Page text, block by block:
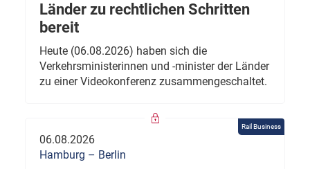
Länder zu rechtlichen Schritten
bereit
Heute (06.08.2026) haben sich die
Verkehrsministerinnen und -minister der Länder
zu einer Videokonferenz zusammengeschaltet.
Rail Business
06.08.2026
Hamburg – Berlin